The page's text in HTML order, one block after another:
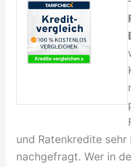
und Ratenkredite sehr
nachgefragt. Wer in